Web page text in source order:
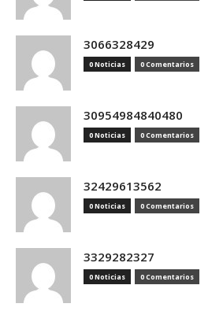
3066328429
0 Noticias 0 Comentarios
30954984840480
0 Noticias 0 Comentarios
32429613562
0 Noticias 0 Comentarios
3329282327
0 Noticias 0 Comentarios